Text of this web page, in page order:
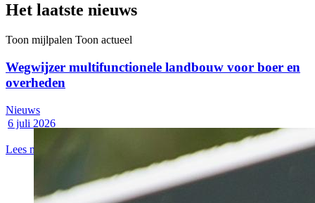
Het laatste nieuws
Toon mijlpalen Toon actueel
Wegwijzer multifunctionele landbouw voor boer en
overheden
6 juli 2026
Lees meer
Nieuws